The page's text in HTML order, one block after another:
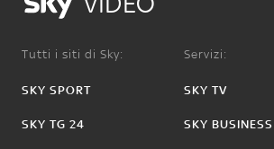
Tutti i siti di Sky:
SKY SPORT
SKY TG 24
Servizi:
SKY TV
SKY BUSINESS